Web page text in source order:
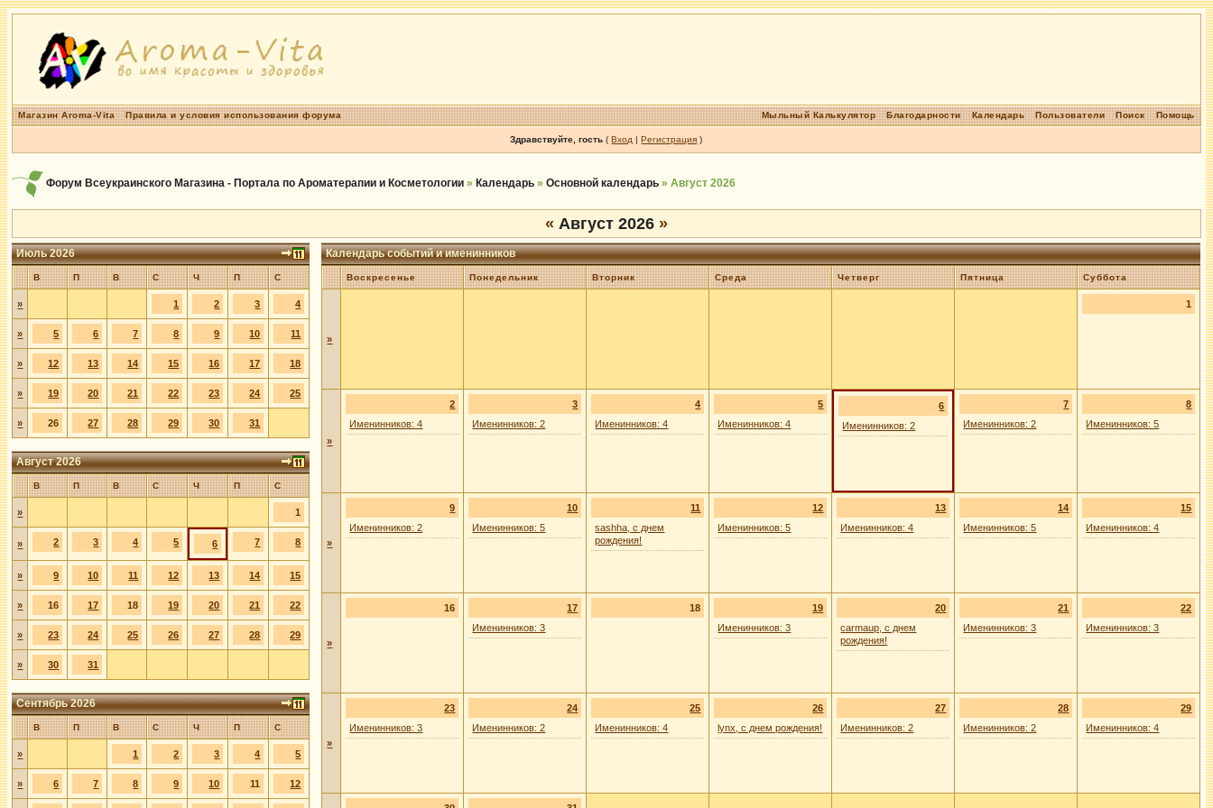
Магазин Aroma-Vita Правила и условия использования форума Помощь
Поиск
Пользователи
Календарь
Благодарности
Мыльный Калькулятор
Здравствуйте, гость (Вход |Регистрация )
Форум Всеукраинского Магазина - Портала по Ароматерапии и Косметологии » Календарь »Основной календарь » Август 2026
« Август 2026 »
Июль 2026
В П В С Ч П С
» 1 2 3 4
» 5 6 7 8 9 10 11
» 12 13 14 15 16 17 18
» 19 20 21 22 23 24 25
» 26 27 28 29 30 31
Август 2026
В П В С Ч П С
» 1
» 2 3 4 5 6 7 8
» 9 10 11 12 13 14 15
» 16 17 18 19 20 21 22
» 23 24 25 26 27 28 29
» 30 31
Сентябрь 2026
В П В С Ч П С
» 1 2 3 4 5
» 6 7 8 9 10 11 12
Календарь событий и именинников
Воскресенье Понедельник Вторник Среда Четверг Пятница Суббота
»
1
»
2
Именинников: 4
3
Именинников: 2
4
Именинников: 4
5
Именинников: 4
6
Именинников: 2
7
Именинников: 2
8
Именинников: 5
»
9
Именинников: 2
10
Именинников: 5
11
sashha, с днем
рождения!
12
Именинников: 5
13
Именинников: 4
14
Именинников: 5
15
Именинников: 4
»
16
17
Именинников: 3
18
19
Именинников: 3
20
carmaup, с днем
рождения!
21
Именинников: 3
22
Именинников: 3
»
23
Именинников: 3
24
Именинников: 2
25
Именинников: 4
26
lynx, с днем рождения!
27
Именинников: 2
28
Именинников: 2
29
Именинников: 4